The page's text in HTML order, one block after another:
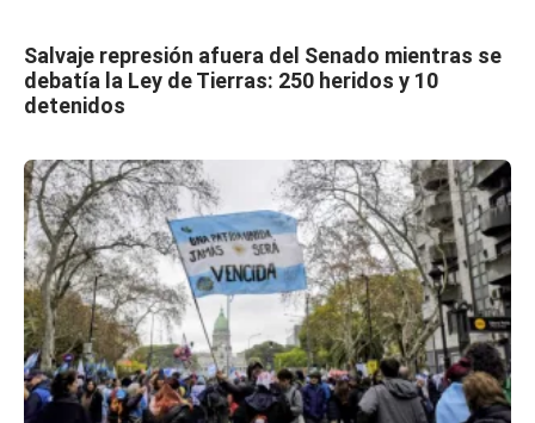
Salvaje represión afuera del Senado mientras se
debatía la Ley de Tierras: 250 heridos y 10
detenidos